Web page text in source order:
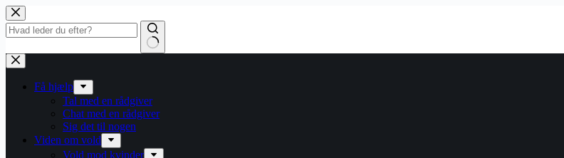
Fortsæt
til
indhold
Få hjælp
Tal med en rådgiver
Chat med en rådgiver
Sig det til nogen
Viden om vold
Vold mod kvinder